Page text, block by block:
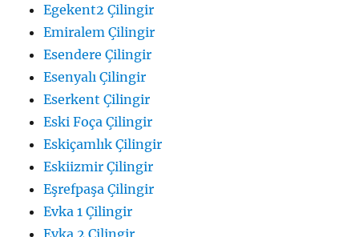
Egekent2 Çilingir
Emiralem Çilingir
Esendere Çilingir
Esenyalı Çilingir
Eserkent Çilingir
Eski Foça Çilingir
Eskiçamlık Çilingir
Eskiizmir Çilingir
Eşrefpaşa Çilingir
Evka 1 Çilingir
Evka 2 Çilingir